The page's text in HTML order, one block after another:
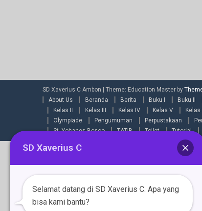
SD Xaverius C Ambon Theme: Education Master by
About Us
Beranda Berita Buku I Buku II
Kelas II
Kelas III Kelas IV Kelas V Kelas
Olympiade
Pengumuman Perpustakaan
St. Yohanes Bosco
TATIB Toilet Tutorial
SD Xaverius C
Selamat datang di SD Xaverius C. Apa yang
bisa kami bantu?